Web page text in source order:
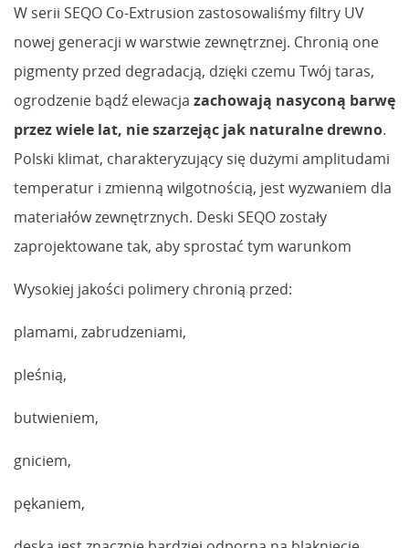
W serii SEQO Co-Extrusion zastosowaliśmy filtry UV
nowej generacji w warstwie zewnętrznej. Chronią one
pigmenty przed degradacją, dzięki czemu Twój taras,
ogrodzenie bądź elewacja zachowają nasyconą barwę
przez wiele lat, nie szarzejąc jak naturalne drewno.
Polski klimat, charakteryzujący się dużymi amplitudami
temperatur i zmienną wilgotnością, jest wyzwaniem dla
materiałów zewnętrznych. Deski SEQO zostały
zaprojektowane tak, aby sprostać tym warunkom
Wysokiej jakości polimery chronią przed:
plamami, zabrudzeniami,
pleśnią,
butwieniem,
gniciem,
pękaniem,